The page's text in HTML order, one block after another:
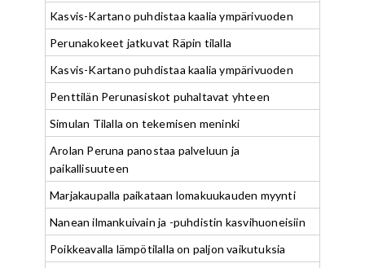
Kasvis-Kartano puhdistaa kaalia ympärivuoden
Perunakokeet jatkuvat Räpin tilalla
Kasvis-Kartano puhdistaa kaalia ympärivuoden
Penttilän Perunasiskot puhaltavat yhteen
Simulan Tilalla on tekemisen meninki
Arolan Peruna panostaa palveluun ja
paikallisuuteen
Marjakaupalla paikataan lomakuukauden myynti
Nanean ilmankuivain ja -puhdistin kasvihuoneisiin
Poikkeavalla lämpötilalla on paljon vaikutuksia